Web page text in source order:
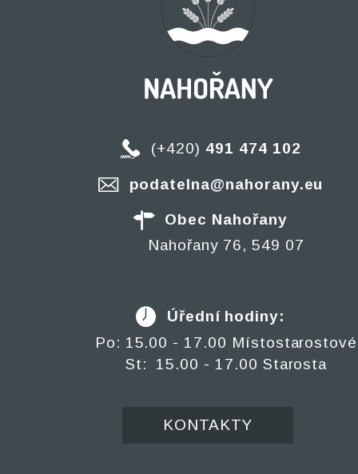
(+420) 491 474 102
podatelna@nahorany.eu
Obec Nahořany
Nahořany 76, 549 07
Úřední hodiny:
Po: 15.00 - 17.00 Místostarostové
St: 15.00 - 17.00 Starosta
KONTAKTY